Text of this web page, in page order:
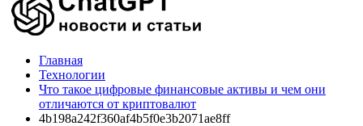
Главная
Технологии
Что такое цифровые финансовые активы и чем они
отличаются от криптовалют
4b198a242f360af4b5f0e3b2071ae8ff